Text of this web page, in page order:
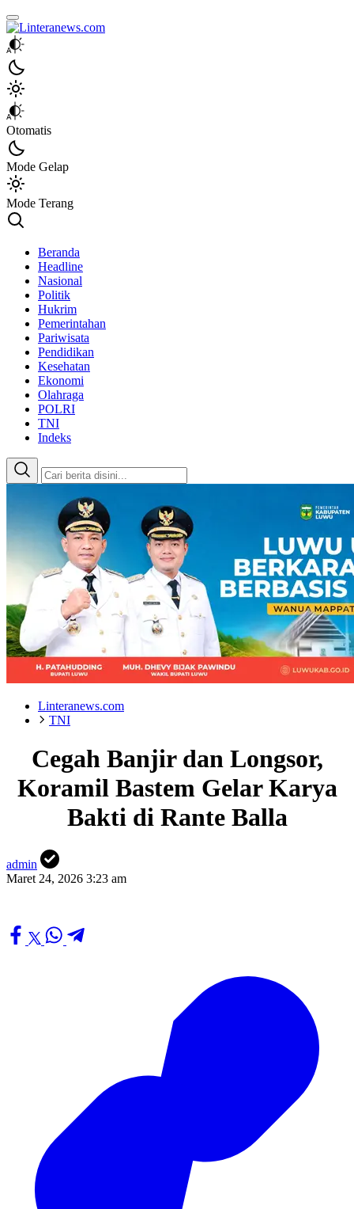
Linteranews.com
Lintas Informasi Tercepat dan Akurat
Otomatis
Mode Gelap
Mode Terang
Beranda
Headline
Nasional
Politik
Hukrim
Pemerintahan
Pariwisata
Pendidikan
Kesehatan
Ekonomi
Olahraga
POLRI
TNI
Indeks
Linteranews.com
TNI
Cegah Banjir dan Longsor,
Koramil Bastem Gelar Karya
Bakti di Rante Balla
admin
Maret 24, 2026 3:23 am